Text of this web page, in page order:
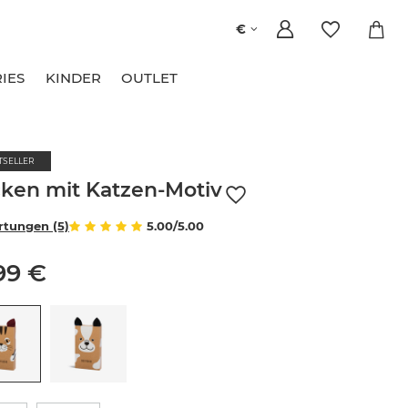
€
KINDER OUTLET
mit Katzen-Motiv
5.00/5.00
(5)
€